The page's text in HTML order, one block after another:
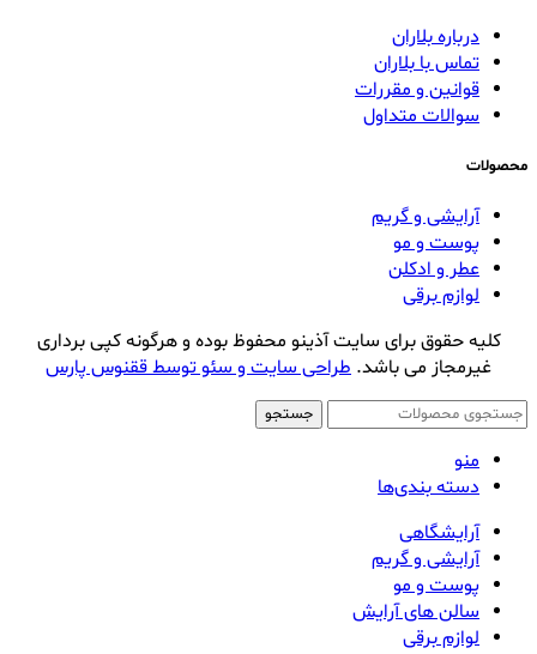
درباره بلاران
تماس با بلاران
قوانین و مقررات
سوالات متداول
محصولات
آرایشی و گریم
پوست و مو
عطر و ادکلن
لوازم برقی
کلیه حقوق برای سایت آذینو محفوظ بوده و هرگونه کپی برداری
غیرمجاز می باشد. طراحی سایت و سئو توسط ققنوس پارس
جستجو
منو
دسته بندی‌ها
آرایشگاهی
آرایشی و گریم
پوست و مو
سالن های آرایش
لوازم برقی